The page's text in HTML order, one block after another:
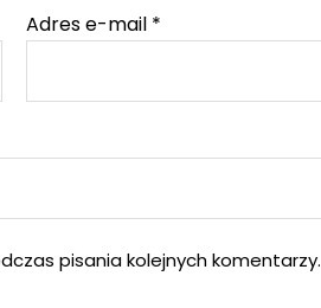
Adres e-mail *
pisania kolejnych komentarzy.